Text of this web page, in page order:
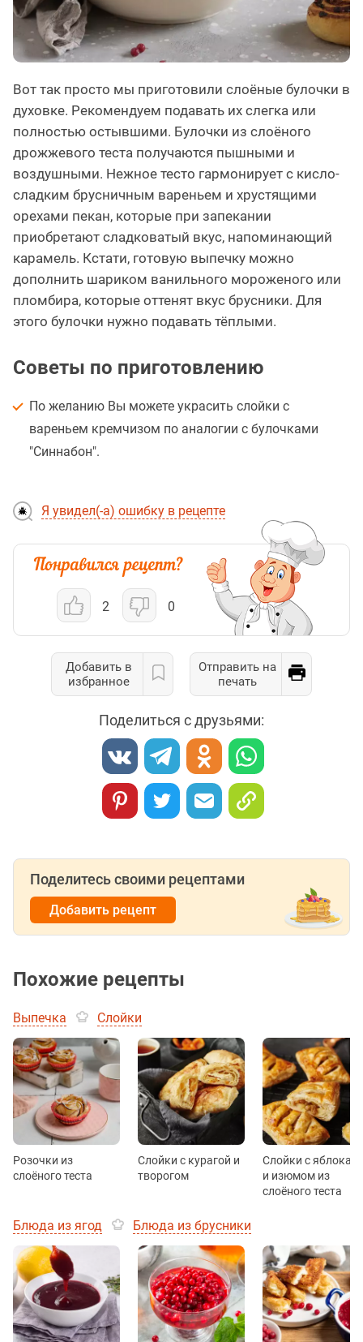
Вот так просто мы приготовили слоёные булочки в
духовке. Рекомендуем подавать их слегка или
полностью остывшими. Булочки из слоёного
дрожжевого теста получаются пышными и
воздушными. Нежное тесто гармонирует с кисло-
сладким брусничным вареньем и хрустящими
орехами пекан, которые при запекании
приобретают сладковатый вкус, напоминающий
карамель. Кстати, готовую выпечку можно
дополнить шариком ванильного мороженого или
пломбира, которые оттенят вкус брусники. Для
этого булочки нужно подавать тёплыми.
Советы по приготовлению
По желанию Вы можете украсить слойки с
вареньем кремчизом по аналогии с булочками
"Синнабон".
Я увидел(-а) ошибку в рецепте
2 0
Добавить в
избранное
Отправить на
печать
Поделиться с друзьями:
Поделитесь своими рецептами
Добавить рецепт
Похожие рецепты
Выпечка Слойки
Розочки из
слоёного теста
Слойки с курагой и
творогом
Слойки с
и изюмом из
слоёного теста
Блюда из ягод Блюда из брусники